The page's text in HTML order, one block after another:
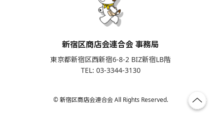
新宿区商店会連合会 事務局
東京都新宿区西新宿6-8-2 BIZ新宿LB階
TEL: 03-3344-3130
© 新宿区商店会連合会 All Rights Reserved.